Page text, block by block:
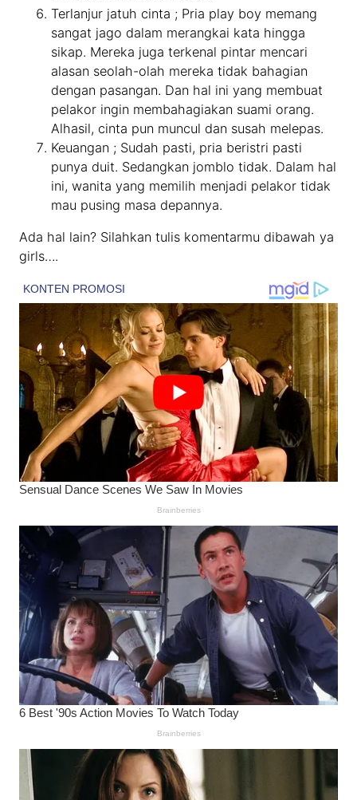
Terlanjur jatuh cinta ; Pria play boy memang
sangat jago dalam merangkai kata hingga
sikap. Mereka juga terkenal pintar mencari
alasan seolah-olah mereka tidak bahagian
dengan pasangan. Dan hal ini yang membuat
pelakor ingin membahagiakan suami orang.
Alhasil, cinta pun muncul dan susah melepas.
Keuangan ; Sudah pasti, pria beristri pasti
punya duit. Sedangkan jomblo tidak. Dalam hal
ini, wanita yang memilih menjadi pelakor tidak
mau pusing masa depannya.
Ada hal lain? Silahkan tulis komentarmu dibawah ya
girls….